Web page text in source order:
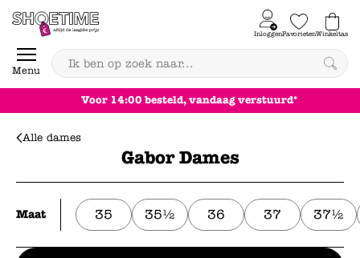
Skip to content
Menu
InloggenFavorietenWinkeltas
0
Voor 14:00 besteld, vandaag verstuurd*
Alle dames
Gabor Dames
Maat 35 35½ 36 37 37½